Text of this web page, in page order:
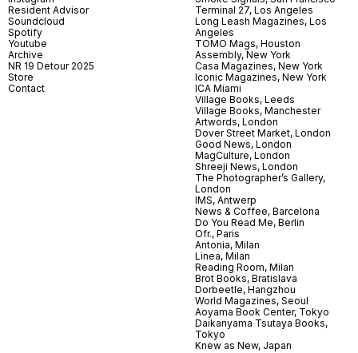
Resident Advisor
Soundcloud
Spotify
Youtube
Archive
NR 19 Detour 2025
Store
Contact
Terminal 27, Los Angeles
Long Leash Magazines, Los
Angeles
TOMO Mags, Houston
Assembly, New York
Casa Magazines, New York
Iconic Magazines, New York
ICA Miami
Village Books, Leeds
Village Books, Manchester
Artwords, London
Dover Street Market, London
Good News, London
MagCulture, London
Shreeji News, London
The Photographer’s Gallery,
London
IMS, Antwerp
News & Coffee, Barcelona
Do You Read Me, Berlin
Ofr., Paris
Antonia, Milan
Linea, Milan
Reading Room, Milan
Brot Books, Bratislava
Dorbeetle, Hangzhou
World Magazines, Seoul
Aoyama Book Center, Tokyo
Daikanyama Tsutaya Books,
Tokyo
Knew as New, Japan